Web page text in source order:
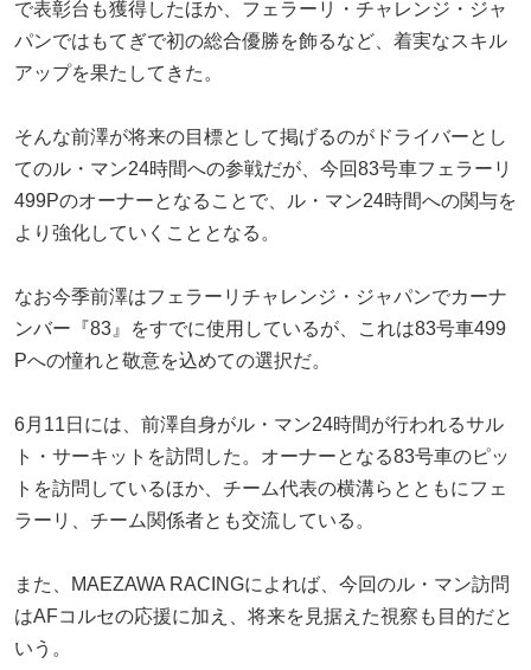
で表彰台も獲得したほか、フェラーリ・チャレンジ・ジャ
パンではもてぎで初の総合優勝を飾るなど、着実なスキル
アップを果たしてきた。
そんな前澤が将来の目標として掲げるのがドライバーとし
てのル・マン24時間への参戦だが、今回83号車フェラーリ
499Pのオーナーとなることで、ル・マン24時間への関与を
より強化していくこととなる。
なお今季前澤はフェラーリチャレンジ・ジャパンでカーナ
ンバー『83』をすでに使用しているが、これは83号車499
Pへの憧れと敬意を込めての選択だ。
6月11日には、前澤自身がル・マン24時間が行われるサル
ト・サーキットを訪問した。オーナーとなる83号車のピッ
トを訪問しているほか、チーム代表の横溝らとともにフェ
ラーリ、チーム関係者とも交流している。
また、MAEZAWA RACINGによれば、今回のル・マン訪問
はAFコルセの応援に加え、将来を見据えた視察も目的だと
いう。